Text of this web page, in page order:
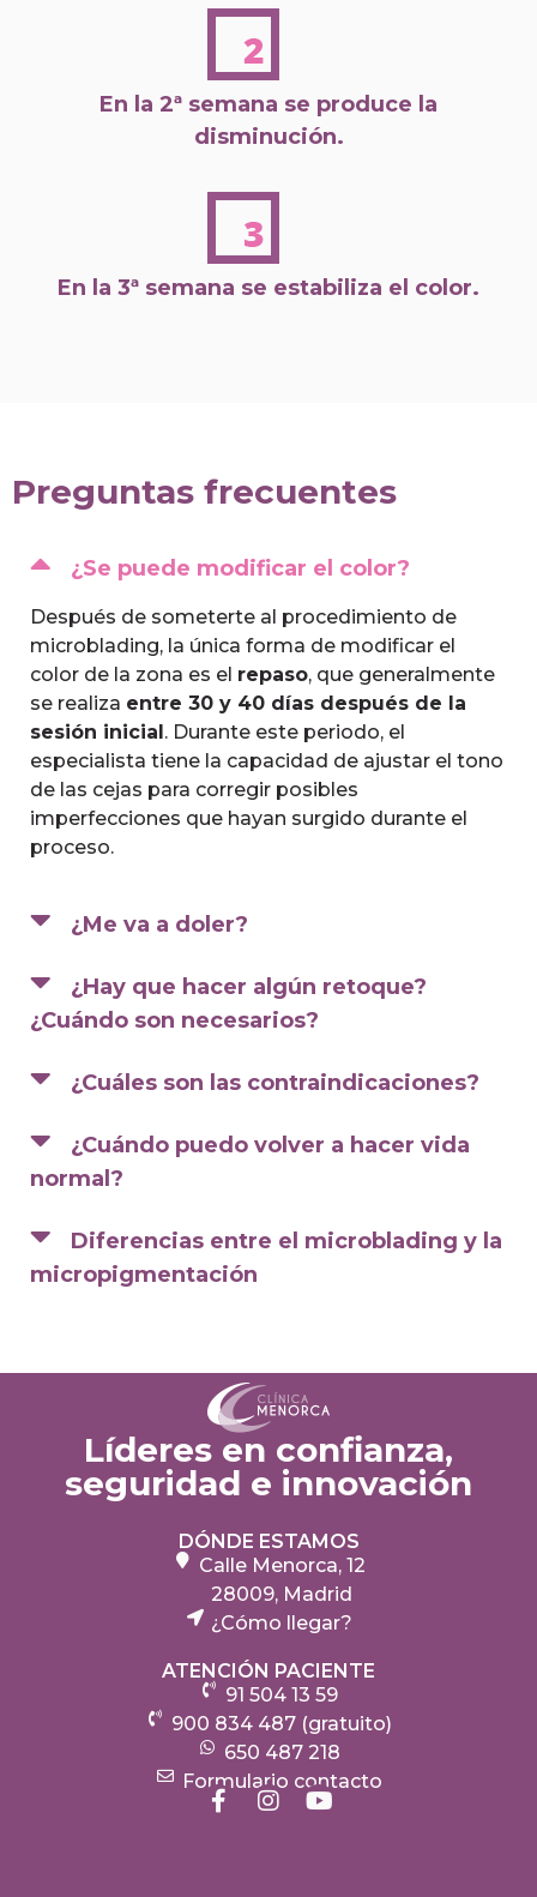
En la 2ª semana se produce la
disminución.
En la 3ª semana se estabiliza el color.
Preguntas frecuentes
¿Se puede modificar el color?
Después de someterte al procedimiento de
microblading, la única forma de modificar el
color de la zona es el repaso, que generalmente
se realiza entre 30 y 40 días después de la
sesión inicial . Durante este periodo, el
especialista tiene la capacidad de ajustar el tono
de las cejas para corregir posibles
imperfecciones que hayan surgido durante el
proceso.
¿Me va a doler?
¿Hay que hacer algún retoque?
¿Cuándo son necesarios?
¿Cuáles son las contraindicaciones?
¿Cuándo puedo volver a hacer vida
normal?
Diferencias entre el microblading y la
micropigmentación
Líderes en confianza,
seguridad e innovación
DÓNDE ESTAMOS
Calle Menorca, 12
28009, Madrid
¿Cómo llegar?
ATENCIÓN PACIENTE
91 504 13 59
900 834 487 (gratuito)
650 487 218
Formulario contacto